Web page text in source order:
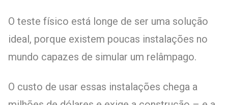
O teste físico está longe de ser uma solução
ideal, porque existem poucas instalações no
mundo capazes de simular um relâmpago.
O custo de usar essas instalações chega a